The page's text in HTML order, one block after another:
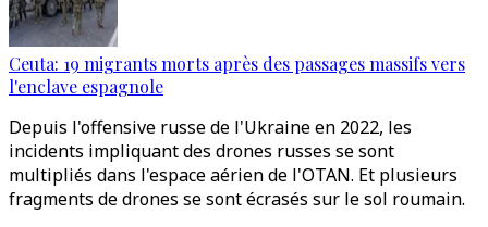
Ceuta: 19 migrants morts après des passages massifs vers
l'enclave espagnole
Depuis l'offensive russe de l'Ukraine en 2022, les
incidents impliquant des drones russes se sont
multipliés dans l'espace aérien de l'OTAN. Et plusieurs
fragments de drones se sont écrasés sur le sol roumain.